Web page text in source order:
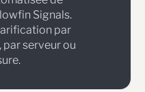
Signals.
par
serveur ou